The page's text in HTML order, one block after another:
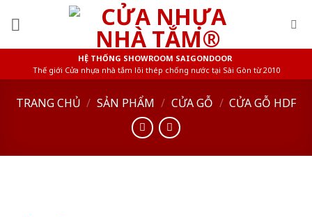
HỆ THỐNG SHOWROOM SAIGONDOOR
Thế giới Cửa nhựa nhà tắm lõi thép chống nước tại Sài Gòn từ 2010
TRANG CHỦ / SẢN PHẨM / CỬA GỖ / CỬA GỖ HDF